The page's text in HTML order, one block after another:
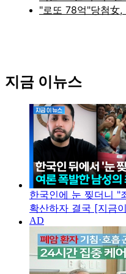
지금 이뉴스
한국인에 눈 찢더니 "
확산하자 결국 [지금